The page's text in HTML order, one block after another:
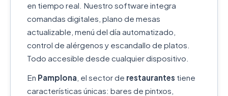
en tiempo real. Nuestro software integra
comandas digitales, plano de mesas
actualizable, menú del día automatizado,
control de alérgenos y escandallo de platos.
Todo accesible desde cualquier dispositivo.
En Pamplona , el sector de restaurantes tiene
características únicas: bares de pintxos,